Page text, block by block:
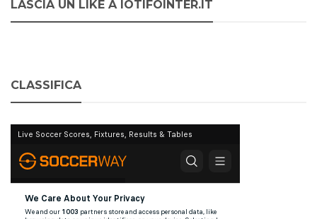
LASCIA UN LIKE A IOTIFOINTER.IT
CLASSIFICA